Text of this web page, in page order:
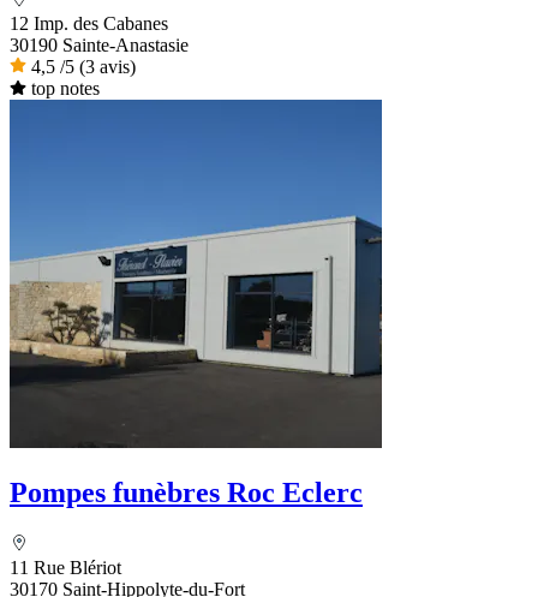
12 Imp. des Cabanes
30190 Sainte-Anastasie
4,5 /5 (3 avis)
top notes
Pompes funèbres Roc Eclerc
11 Rue Blériot
30170 Saint-Hippolyte-du-Fort